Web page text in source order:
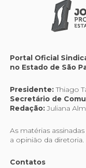
Portal Oficial
no Estado de São
Presidente:Thiago
Secretário de
Redação:Juliana
As matérias
a opinião da diretoria.
Contatos